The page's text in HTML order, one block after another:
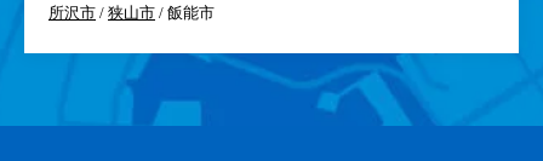
所沢市 / 狭山市 / 飯能市